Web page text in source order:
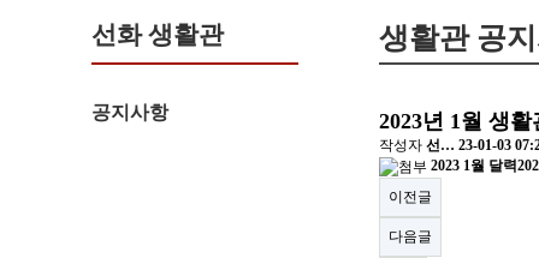
선화 생활관
공지사항
생활관 공
2023년 1월 생
작성자 선… 23-01-03
2023 1월 달력
이전글
다음글